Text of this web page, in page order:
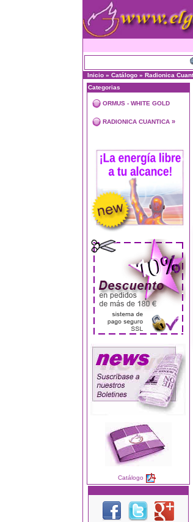
Inicio» Catálogo» Radionica
Categorias
ORMUS - WHITE GOLD
RADIONICA CUANTICA»
Catálogo